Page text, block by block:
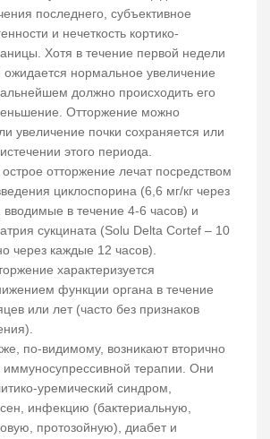
последнего, субъективное
и нечеткость кортико-
Хотя в течение первой недели
нормальное увеличение
должно происходить его
Отторжение можно
увеличение почки сохраняется или
этого периода.
отторжение лечат посредством
циклоспорина (6,6 мг/кг через
в течение 4-6 часов) и
сукцината (Solu Delta Cortef – 10
через каждые 12 часов).
характеризуется
функции органа в течение
или лет (часто без признаков
по-видимому, возникают вторично
терапии. Они
уремический синдром,
инфекцию (бактериальную,
протозойную), диабет и